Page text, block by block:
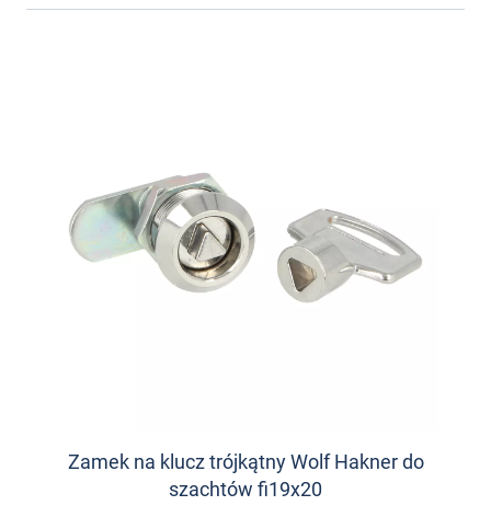
Zamek na klucz trójkątny Wolf Hakner do
szachtów fi19x20